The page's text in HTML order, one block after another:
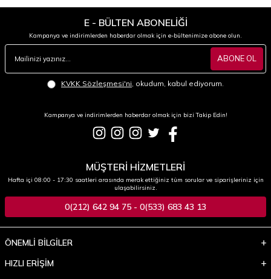
E - BÜLTEN ABONELİĞİ
Kampanya ve indirimlerden haberdar olmak için e-bültenimize abone olun.
ABONE OL
KVKK Sözleşmesi'ni , okudum, kabul ediyorum.
Kampanya ve indirimlerden haberdar olmak için bizi Takip Edin!
MÜŞTERİ HİZMETLERİ
Hafta içi 08:00 - 17:30 saatleri arasında merak ettiğiniz tüm sorular ve siparişleriniz için
ulaşabilirsiniz.
0(212) 642 94 75 - 0(533) 683 43 13
ÖNEMLİ BİLGİLER
HIZLI ERİŞİM